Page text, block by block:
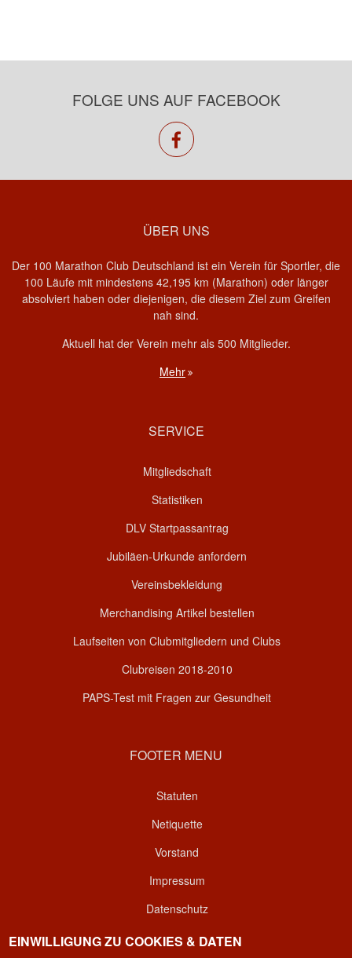
FOLGE UNS AUF FACEBOOK
facebook
ÜBER UNS
Der 100 Marathon Club Deutschland ist ein Verein für Sportler, die
100 Läufe mit mindestens 42,195 km (Marathon) oder länger
absolviert haben oder diejenigen, die diesem Ziel zum Greifen
nah sind.
Aktuell hat der Verein mehr als 500 Mitglieder.
Mehr
SERVICE
Mitgliedschaft
Statistiken
DLV Startpassantrag
Jubiläen-Urkunde anfordern
Vereinsbekleidung
Merchandising Artikel bestellen
Laufseiten von Clubmitgliedern und Clubs
Clubreisen 2018-2010
PAPS-Test mit Fragen zur Gesundheit
FOOTER MENU
Statuten
Netiquette
Vorstand
Impressum
Datenschutz
Kontakt
EINWILLIGUNG ZU COOKIES & DATEN